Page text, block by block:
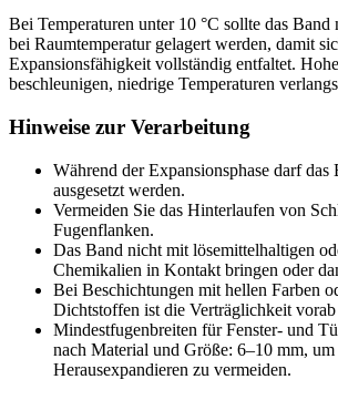
Bei Temperaturen unter 10 °C sollte das Band
bei Raumtemperatur gelagert werden, damit
Expansionsfähigkeit vollständig entfaltet.
beschleunigen, niedrige Temperaturen
Hinweise zur Verarbeitung
Während der Expansionsphase darf das
ausgesetzt werden.
Vermeiden Sie das Hinterlaufen von
Fugenflanken.
Das Band nicht mit lösemittelhaltigen
Chemikalien in Kontakt bringen oder
Bei Beschichtungen mit hellen Farben
Dichtstoffen ist die Verträglichkeit
Mindestfugenbreiten für Fenster- und
nach Material und Größe: 6–10 mm, um
Herausexpandieren zu vermeiden.